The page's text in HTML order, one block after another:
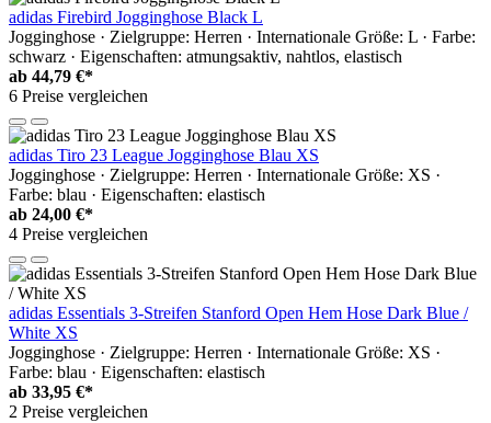
adidas Firebird Jogginghose Black L
Jogginghose · Zielgruppe: Herren · Internationale Größe: L · Farbe:
schwarz · Eigenschaften: atmungsaktiv, nahtlos, elastisch
ab 44,79 €*
6 Preise vergleichen
adidas Tiro 23 League Jogginghose Blau XS
Jogginghose · Zielgruppe: Herren · Internationale Größe: XS ·
Farbe: blau · Eigenschaften: elastisch
ab 24,00 €*
4 Preise vergleichen
adidas Essentials 3-Streifen Stanford Open Hem Hose Dark Blue /
White XS
Jogginghose · Zielgruppe: Herren · Internationale Größe: XS ·
Farbe: blau · Eigenschaften: elastisch
ab 33,95 €*
2 Preise vergleichen